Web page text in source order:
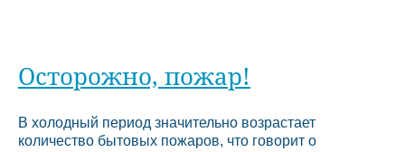
Осторожно, пожар!
В холодный период значительно возрастает
количество бытовых пожаров, что говорит о